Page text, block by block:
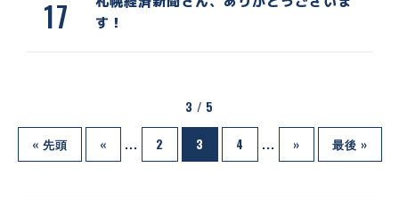
17
す！
3 / 5
« 先頭 « ... 2 3 4 ... » 最後 »